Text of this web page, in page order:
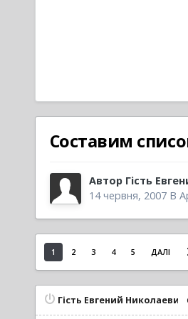
Составим
Автор Гість
14 червня, 2007В
1 2 3 4 5 ДАЛІ
Гість Евгений Николаевич